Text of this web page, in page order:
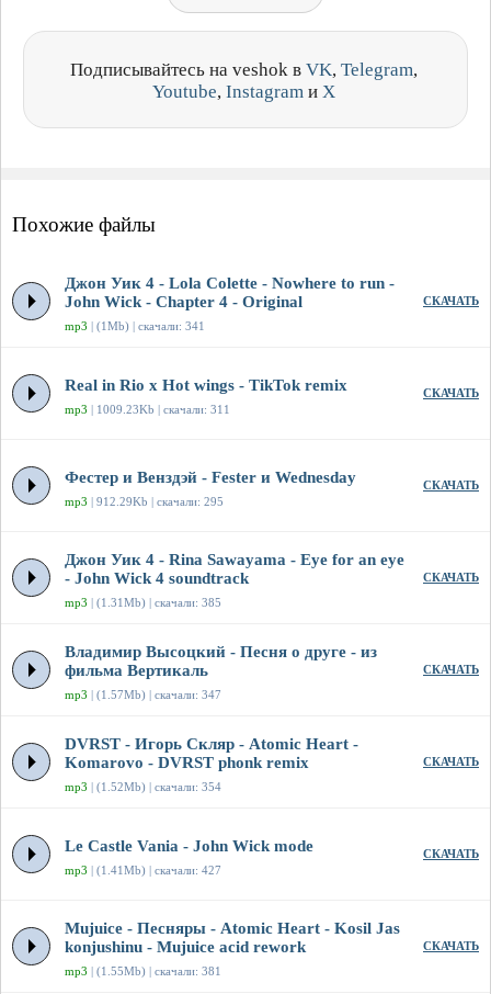
Подписывайтесь на veshok в VK, Telegram,
Youtube, Instagram и X
Похожие файлы
Джон Уик 4 - Lola Colette - Nowhere to run -
John Wick - Chapter 4 - Original
mp3 | (1Mb) | скачали: 341
СКАЧАТЬ
Real in Rio x Hot wings - TikTok remix
mp3 | 1009.23Kb | скачали: 311
СКАЧАТЬ
Фестер и Венздэй - Fester и Wednesday
mp3 | 912.29Kb | скачали: 295
СКАЧАТЬ
Джон Уик 4 - Rina Sawayama - Eye for an eye
- John Wick 4 soundtrack
mp3 | (1.31Mb) | скачали: 385
СКАЧАТЬ
Владимир Высоцкий - Песня о друге - из
фильма Вертикаль
mp3 | (1.57Mb) | скачали: 347
СКАЧАТЬ
DVRST - Игорь Скляр - Atomic Heart -
Komarovo - DVRST phonk remix
mp3 | (1.52Mb) | скачали: 354
СКАЧАТЬ
Le Castle Vania - John Wick mode
mp3 | (1.41Mb) | скачали: 427
СКАЧАТЬ
Mujuice - Песняры - Atomic Heart - Kosil Jas
konjushinu - Mujuice acid rework
mp3 | (1.55Mb) | скачали: 381
СКАЧАТЬ